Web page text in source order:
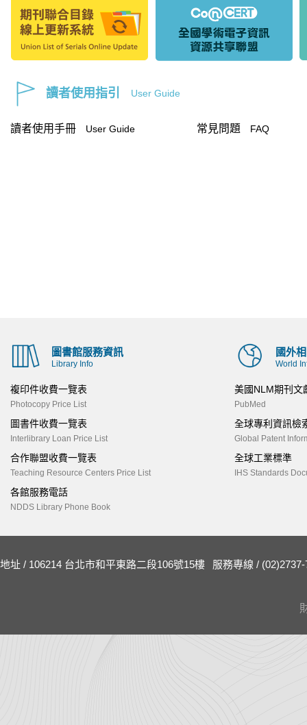
讀者使用指引 User Guide
讀者使用手冊 User Guide 常見問題 FAQ
圖書館服務資訊
Library Info
複印件收費一覽表
Photocopy Price List
圖書件收費一覽表
Interlibrary Loan Price List
合作聯盟收費一覽表
Teaching Resource Centers Price List
各館服務電話
NDDS Library Phone Book
國外
World
美國NLM期刊文
PubMed
全球專利資訊檢
Global Patent
全球工業標準
IHS Standards
地址 / 106214 台北市和平東路二段106號15樓 服務專線 / (02)2737-